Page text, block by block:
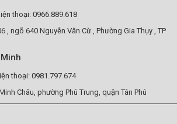
thoại: 0966.889.618
, ngõ 640 Nguyễn Văn Cừ , Phường Gia Thụy , TP
thoại: 0981.797.674
Châu, phường Phú Trung, quận Tân Phú